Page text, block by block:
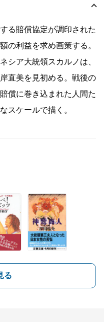
る賠償協定が調印された
の利益を求め画策する。
シア大統領スカルノは、
直美を見初める。戦後の
償に巻き込まれた人間た
スケールで描く。
る